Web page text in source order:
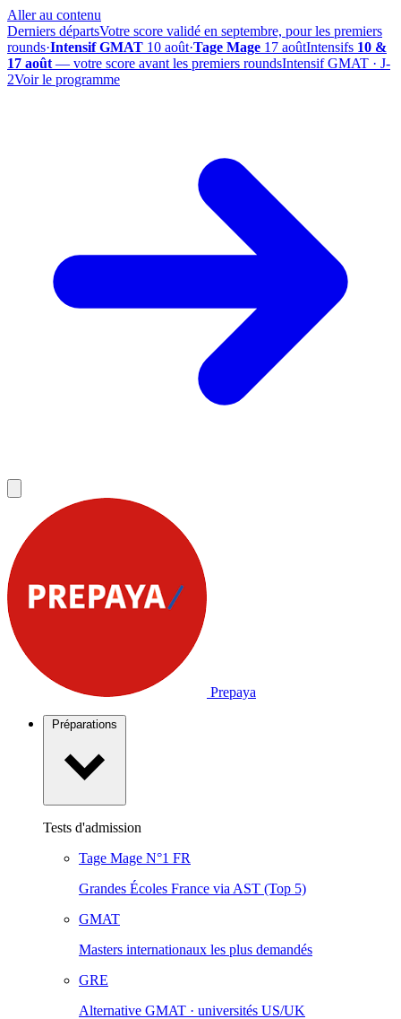
Aller au contenu
Derniers départsVotre score validé en septembre, pour les premiers
rounds·Intensif GMAT 10 août·Tage Mage 17 aoûtIntensifs 10 &
17 août — votre score avant les premiers roundsIntensif GMAT · J-
2Voir le programme
Prepaya
Tests d'admission
Tage Mage N°1 FR
Grandes Écoles France via AST (Top 5)
GMAT
Masters internationaux les plus demandés
GRE
Alternative GMAT · universités US/UK